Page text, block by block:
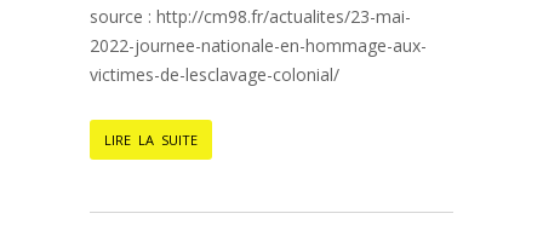
source : http://cm98.fr/actualites/23-mai-
2022-journee-nationale-en-hommage-aux-
victimes-de-lesclavage-colonial/
LIRE LA SUITE